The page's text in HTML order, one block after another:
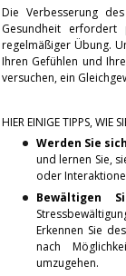
Die Verbesserung
Gesundheit erfordert
regelmäßiger Übung.
Ihren Gefühlen und
versuchen, ein
HIER EINIGE TIPPS, WIE
Werden Sie
und lernen Sie,
oder
Bewältigen
Erkennen Sie
nach
umzugehen.